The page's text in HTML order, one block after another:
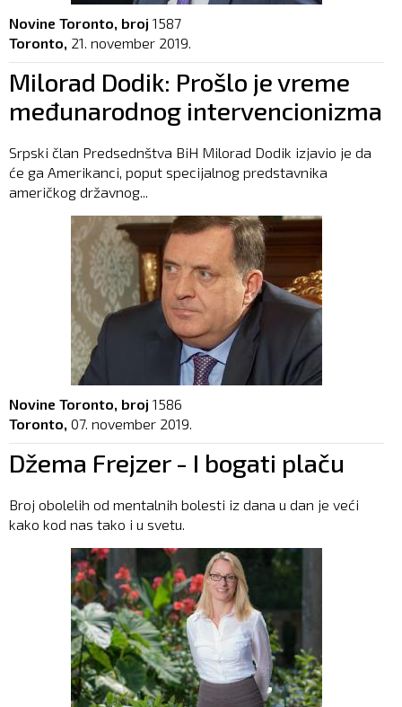
Novine Toronto, broj 1587
Toronto, 21. november 2019.
Milorad Dodik: Prošlo je vreme
međunarodnog intervencionizma
Srpski član Predsednštva BiH Milorad Dodik izjavio je da
će ga Amerikanci, poput specijalnog predstavnika
američkog državnog...
Novine Toronto, broj 1586
Toronto, 07. november 2019.
Džema Frejzer - I bogati plaču
Broj obolelih od mentalnih bolesti iz dana u dan je veći
kako kod nas tako i u svetu.